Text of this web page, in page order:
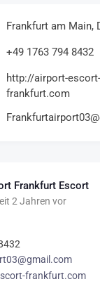
Frankfurt am Main,
+49 1763 794 8432
http://airport-escort-
frankfurt.com
Frankfurt Escort
2 Jahren vor
frankfurt.com